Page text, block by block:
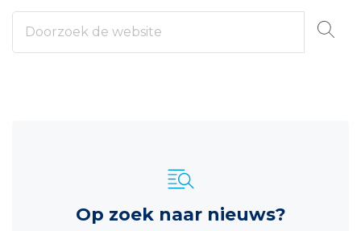
Op zoek naar nieuws?